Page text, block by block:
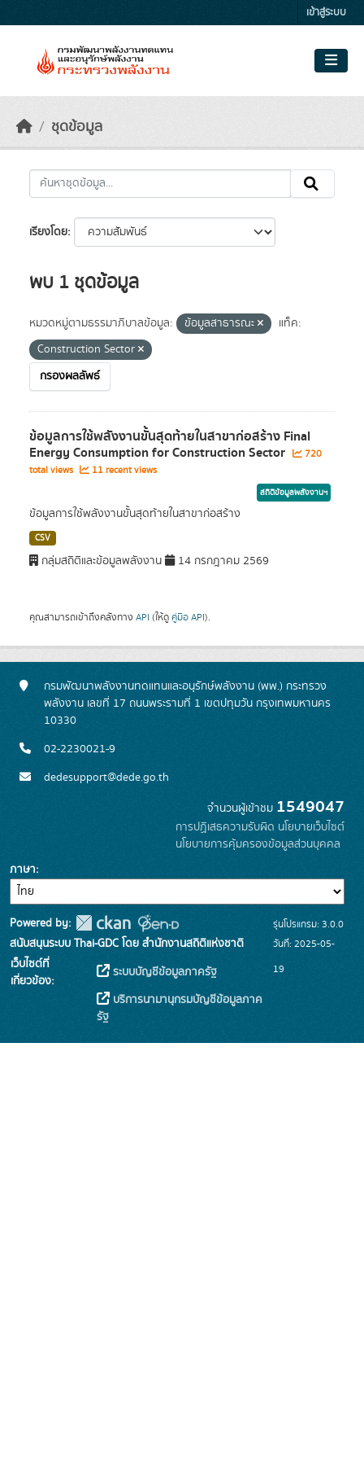
เข้าสู่ระบบ
ชุดข้อมูล
เรียงโดย
พบ 1 ชุดข้อมูล
หมวดหมู่ตามธรรมาภิบาลข้อมูล: ข้อมูลสาธารณะ
แท็ค:
Construction Sector
กรองผลลัพธ์
ข้อมูลการใช้พลังงานขั้นสุดท้ายในสาขาก่อสร้าง Final
Energy Consumption for Construction Sector
720
total views
11 recent views
สถิติข้อมูลพลังงานฯ
ข้อมูลการใช้พลังงานขั้นสุดท้ายในสาขาก่อสร้าง
CSV
กลุ่มสถิติและข้อมูลพลังงาน 14 กรกฎาคม 2569
คุณสามารถเข้าถึงคลังทาง API (ให้ดู คู่มือ API).
กรมพัฒนาพลังงานทดแทนและอนุรักษ์พลังงาน (พพ.) กระทรวง
พลังงาน เลขที่ 17 ถนนพระรามที่ 1 เขตปทุมวัน กรุงเทพมหานคร
10330
02-2230021-9
dedesupport@dede.go.th
จำนวนผู้เข้าชม 1549047
การปฏิเสธความรับผิด นโยบายเว็บไซต์
นโยบายการคุ้มครองข้อมูลส่วนบุคคล
ภาษา
Powered by:
สนับสนุนระบบ Thai-GDC โดย สำนักงานสถิติแห่งชาติ
เว็บไซต์ที่
เกี่ยวข้อง:
ระบบบัญชีข้อมูลภาครัฐ
บริการนามานุกรมบัญชีข้อมูลภาค
รัฐ
รุ่นโปรแกรม: 3.0.0
วันที่: 2025-05-
19